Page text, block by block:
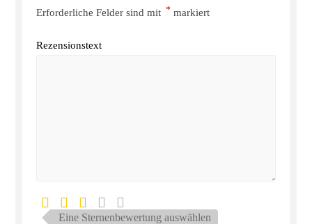
Erforderliche Felder sind mit * markiert
Rezensionstext
Eine Sternenbewertung auswählen